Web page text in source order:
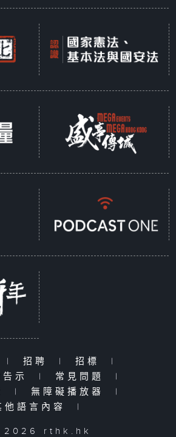
| 招聘 | 招標
|
告示
| 常見問題
|
| 無障礙播放器
|
他語言內容
|
rthk.hk